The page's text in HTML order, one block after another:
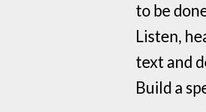
to be
Listen,
text and
Build a